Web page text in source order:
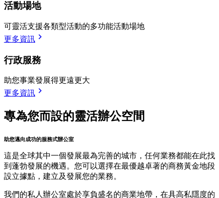
活動場地
可靈活支援各類型活動的多功能活動場地
更多資訊
行政服務
助您事業發展得更遠更大
更多資訊
專為您而設的靈活辦公空間
助您邁向成功的服務式辦公室
這是全球其中一個發展最為完善的城市，任何業務都能在此找
到蓬勃發展的機遇。您可以選擇在最優越卓著的商務黃金地段
設立據點，建立及發展您的業務。
我們的私人辦公室處於享負盛名的商業地帶，在具高私隱度的